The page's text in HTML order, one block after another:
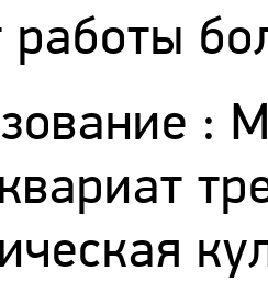
: